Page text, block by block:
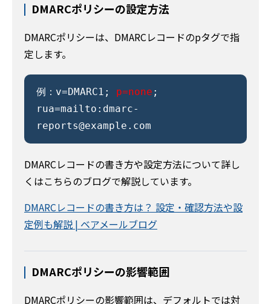
DMARCポリシーの設定方法
DMARCポリシーは、DMARCレコードのpタグで指
定します。
例：v=DMARC1; p=none ;
rua=mailto:dmarc-
reports@example.com
DMARCレコードの書き方や設定方法について詳し
くはこちらのブログで解説しています。
DMARCレコードの書き方は？ 設定・確認方法や設
定例も解説 | ベアメールブログ
DMARCポリシーの影響範囲
DMARCポリシーの影響範囲は、デフォルトでは対